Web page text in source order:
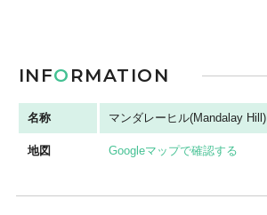
INFO RMATION
名称 マンダレーヒル(Mandalay Hill)
地図 Googleマップで確認する